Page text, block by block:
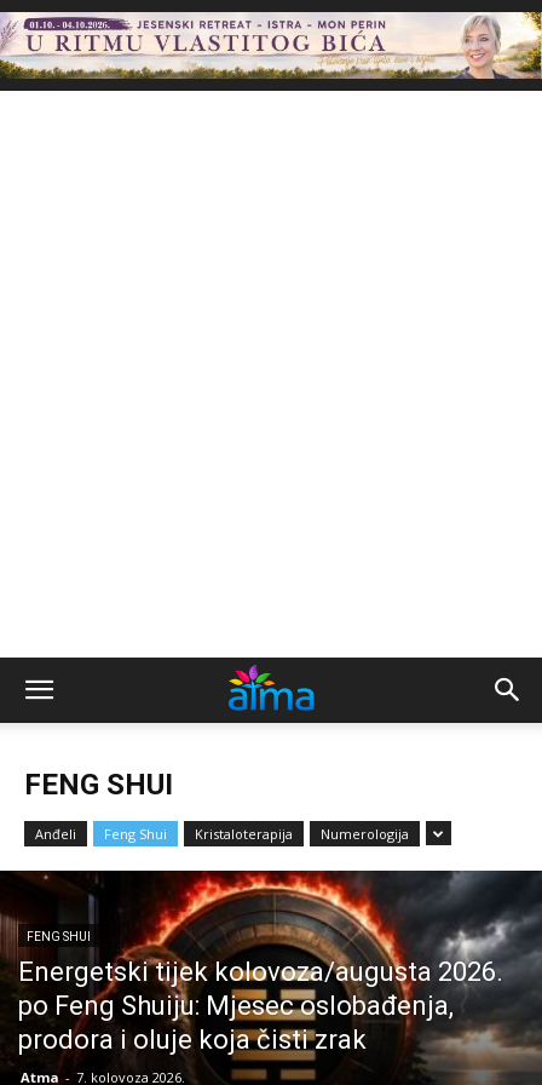
FENG SHUI
Anđeli Feng Shui Kristaloterapija Numerologija
FENG SHUI
Energetski tijek kolovoza/augusta 2026.
po Feng Shuiju: Mjesec oslobađenja,
prodora i oluje koja čisti zrak
Atma - 7. kolovoza 2026.